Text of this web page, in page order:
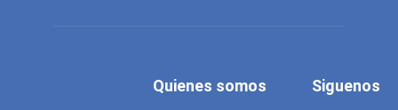
Quienes somos Siguenos